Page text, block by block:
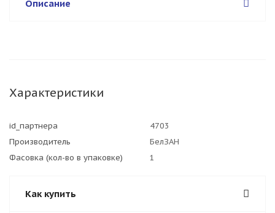
Описание
Характеристики
id_партнера
4703
Производитель
БелЗАН
Фасовка (кол-во в упаковке)
1
Как купить